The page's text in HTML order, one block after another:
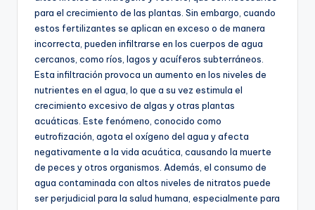
para el crecimiento de las plantas. Sin embargo, cuando
estos fertilizantes se aplican en exceso o de manera
incorrecta, pueden infiltrarse en los cuerpos de agua
cercanos, como ríos, lagos y acuíferos subterráneos.
Esta infiltración provoca un aumento en los niveles de
nutrientes en el agua, lo que a su vez estimula el
crecimiento excesivo de algas y otras plantas
acuáticas. Este fenómeno, conocido como
eutrofización, agota el oxígeno del agua y afecta
negativamente a la vida acuática, causando la muerte
de peces y otros organismos. Además, el consumo de
agua contaminada con altos niveles de nitratos puede
ser perjudicial para la salud humana, especialmente para